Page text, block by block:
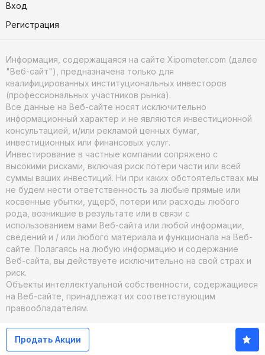
Продать Акции
Вход
Регистрация
© 2026. xIPOmeter. Все права защищены.
Информация, содержащаяся на сайте Xipometer.com (далее
"Веб-сайт"), предназначена только для
квалифицированных институциональных инвесторов
(профессиональных участников рынка).
Все данные на Веб-сайте носят исключительно
информационный характер и не являются инвестиционной
консультацией, и/или рекламой ценных бумаг,
инвестиционных или финансовых услуг.
Инвестирование в частные компании сопряжено с
высокими рисками, включая риск потери части или всей
суммы ваших инвестиций. Ни при каких обстоятельствах мы
не будем нести ответственность за любые прямые или
косвенные убытки, ущерб, потери или расходы любого
рода, возникшие в результате или в связи с
использованием вами Веб-сайта или любой информации,
сведений и / или любого материала и функционала на Веб-
сайте. Полагаясь на любую информацию и содержание
Веб-сайта, вы действуете исключительно на свой страх и
риск.
Объекты интеллектуальной собственности, содержащиеся
на Веб-сайте, принадлежат их соответствующим
правообладателям.